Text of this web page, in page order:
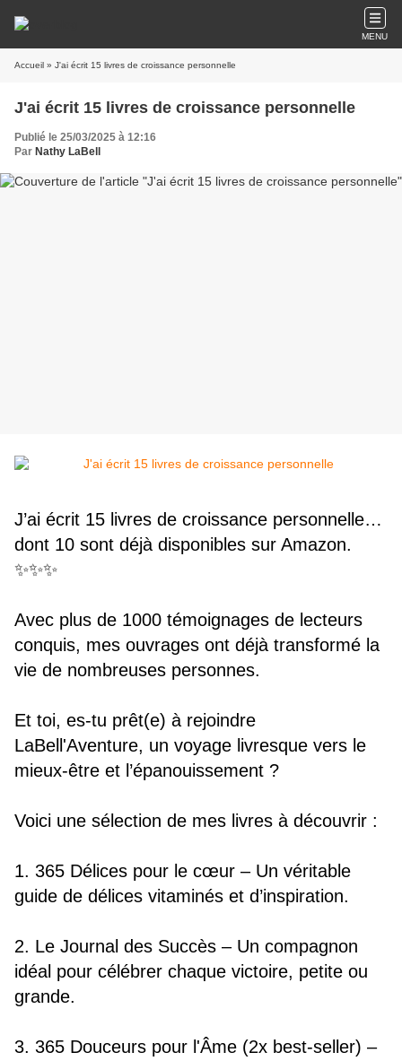
MENU
Accueil » J'ai écrit 15 livres de croissance personnelle
J'ai écrit 15 livres de croissance personnelle
Publié le 25/03/2025 à 12:16
Par Nathy LaBell
J’ai écrit 15 livres de croissance personnelle…
dont 10 sont déjà disponibles sur Amazon.
✨✨✨
Avec plus de 1000 témoignages de lecteurs
conquis, mes ouvrages ont déjà transformé la
vie de nombreuses personnes.
Et toi, es-tu prêt(e) à rejoindre
LaBell'Aventure, un voyage livresque vers le
mieux-être et l’épanouissement ?
Voici une sélection de mes livres à découvrir :
1. 365 Délices pour le cœur – Un véritable
guide de délices vitaminés et d’inspiration.
2. Le Journal des Succès – Un compagnon
idéal pour célébrer chaque victoire, petite ou
grande.
3. 365 Douceurs pour l'Âme (2x best-seller) –